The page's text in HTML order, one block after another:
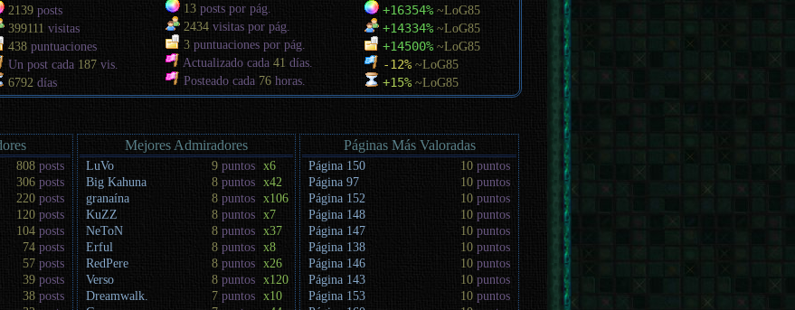
2139posts
399111 visitas
438puntuaciones
Un post cada 187vis.
6792 días
13posts por pág.
2434visitas por pág.
3puntuaciones por pág.
Actualizado cada 41 días.
Posteado cada 76horas.
+16354%~LoG85
+14334%~LoG85
+14500%~LoG85
-12%~LoG85
+15%~LoG85
808 posts
306 posts
220 posts
120 posts
104 posts
74 posts
57 posts
39 posts
38 posts
Mejores Admiradores
LuVo 9 puntos
x6
Big Kahuna
8 puntos
x42
granaína
8 puntos
x106
KuZZ
8 puntos
x7
NeToN
8 puntos
x37
Erful
8 puntos
x8
RedPere
8 puntos
x26
Verso
8 puntos
x120
Dreamwalk.
7 puntos
x10
Páginas Más Valoradas
Página 150 10 puntos
Página 97
10 puntos
Página 152
10 puntos
Página 148
10 puntos
Página 147
10 puntos
Página 138
10 puntos
Página 146
10 puntos
Página 143
10 puntos
Página 153
10 puntos